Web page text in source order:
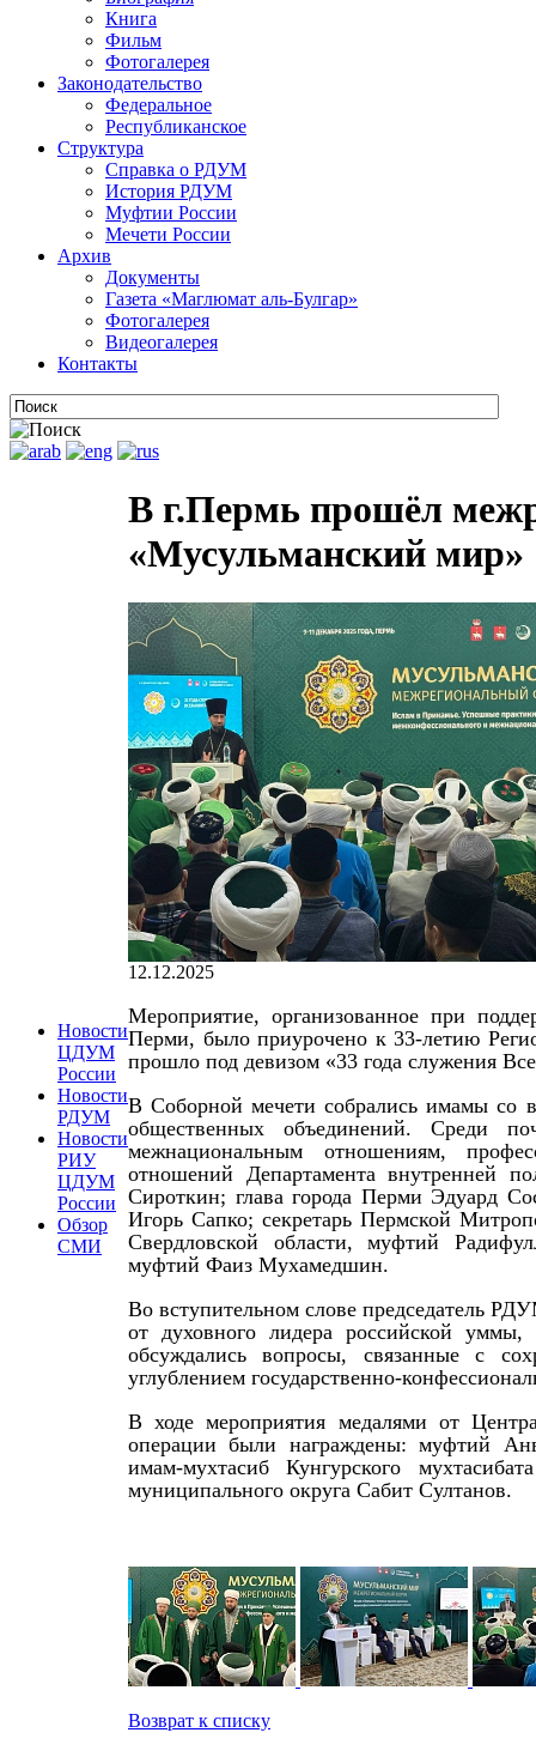
Книга
Фильм
Фотогалерея
Законодательство
Федеральное
Республиканское
Структура
Справка о РДУМ
История РДУМ
Муфтии России
Мечети России
Архив
Документы
Газета «Маглюмат аль-Булгар»
Фотогалерея
Видеогалерея
Контакты
Новости
ЦДУМ
России
Новости
РДУМ
Новости
РИУ
ЦДУМ
России
Обзор
СМИ
В г.Пермь прошёл
«Мусульманский мир»
12.12.2025
Мероприятие, организованное при
Перми, было приурочено к 33-летию
прошло под девизом «33 года служения
В Соборной мечети собрались имамы со
общественных объединений. Среди
межнациональным отношениям,
отношений Департамента внутренней
Сироткин; глава города Перми Эдуард
Игорь Сапко; секретарь Пермской
Свердловской области, муфтий
муфтий Фаиз Мухамедшин.
Во вступительном слове председатель
от духовного лидера российской
обсуждались вопросы, связанные с
углублением государственно-
В ходе мероприятия медалями от
операции были награждены: муфтий
имам-мухтасиб Кунгурского
муниципального округа Сабит Султанов.
Возврат к списку